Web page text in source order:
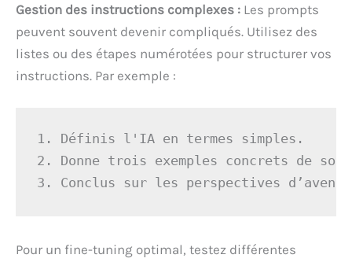
Gestion des instructions complexes : Les prompts
peuvent souvent devenir compliqués. Utilisez des
listes ou des étapes numérotées pour structurer vos
instructions. Par exemple :
1. Définis l'IA en termes simples.
2. Donne trois exemples concrets de
3. Conclus sur les perspectives
Pour un fine-tuning optimal, testez différentes